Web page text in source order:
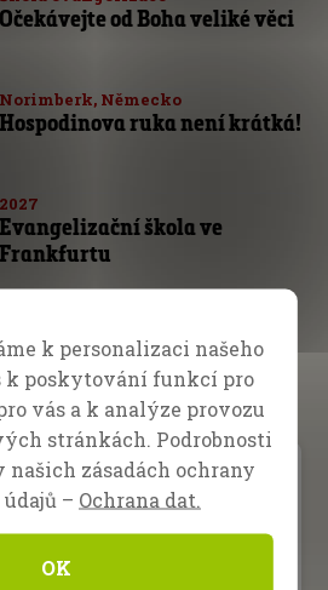
Očekávejte od Boha veliké věci
Norimberk, Německo
Hospodinova ruka není krátká!
2027
Evangelizační škola ve
Frankfurtu
o modlitbu
Dary
k personalizaci našeho
k poskytování funkcí pro
vás a k analýze provozu
stránkách. Podrobnosti
našich zásadách ochrany
– Ochrana dat.
OK